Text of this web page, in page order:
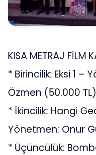
KISA METRAJ FİLM
* Birincilik: Eksi 1 –
Özmen (50.000 TL)
* İkincilik: Hangi
Yönetmen: Onur
* Üçüncülük: